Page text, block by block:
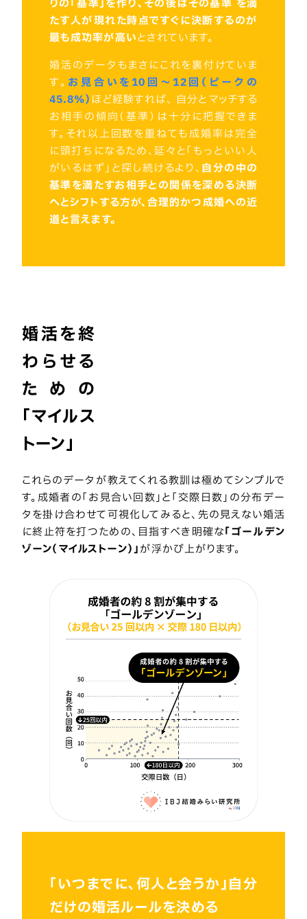
りの「基準」を作り、その後はその基準 を満
たす人が現れた時点ですぐに決断するのが
最も成功率が高いとされています。
婚活のデータもまさにこれを裏付けていま
す。 お見合いを10回〜12回（ピークの
45.8%） ほど経験すれば、 自分とマッチする
お相手の傾向（基準）は十分に把握できま
す。それ以上回数を重ねても成婚率は完全
に頭打ちになるため、延々と「もっといい人
がいるはず」と探し続けるより、 自分の中の
基準を満たすお相手との関係を深める決断
へとシフトする方が、合理的かつ成婚への近
道と言えます。
婚活を終
わらせる
ための
「マイルス
トーン」
これらのデータが教えてくれる教訓は極めてシンプルで
す。成婚者の「お見合い回数」と「交際日数」の分布デー
タを掛け合わせて可視化してみると、先の見えない婚活
に終止符を打つための、目指すべき明確な「ゴールデン
ゾーン（マイルストーン）」が浮かび上がります。
「いつまでに、何人と会うか」自分
だけの婚活ルールを決める